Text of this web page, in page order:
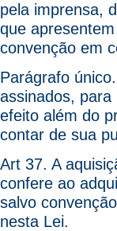
pela imprensa,
que
convenção em
Parágrafo
assinados, para
efeito além do
contar de sua
Art 37. A
confere ao
salvo
nesta Lei.